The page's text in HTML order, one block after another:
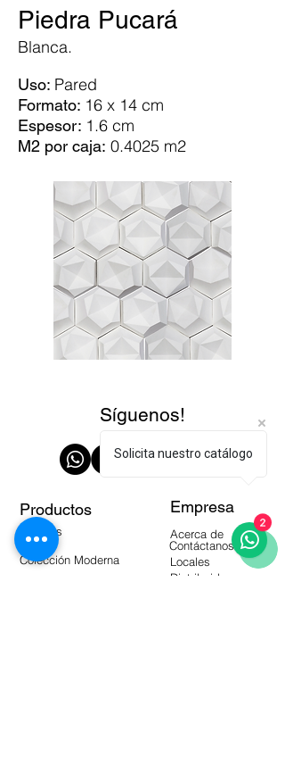
Piedra Pucará
Blanca.
Uso: Pared
Formato: 16 x 14 cm
Espesor: 1.6 cm
M2 por caja: 0.4025 m2
Síguenos!
Productos
Paredes
Pisos
Colección Moderna
Empresa
Acerca de
Contáctanos
Locales
Distribuidores
Solicita nuestro catálogo
2